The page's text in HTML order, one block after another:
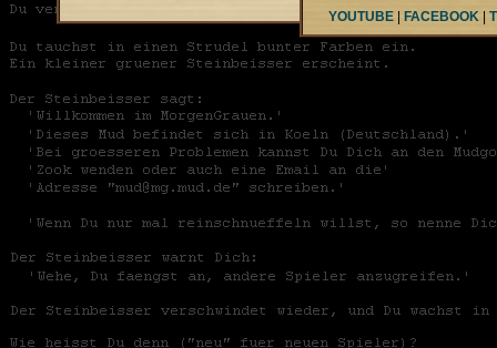
YOUTUBE FACEBOOK